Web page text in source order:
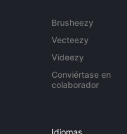
Brusheezy
Vecteezy
Videezy
Conviértase en
colaborador
Idiomas